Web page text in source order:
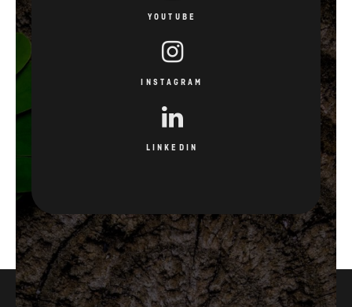
YOUTUBE
INSTAGRAM
LINKEDIN